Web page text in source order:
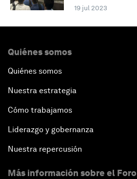
19 jul 2023
Quiénes somos
Quiénes somos
Nuestra estrategia
Cómo trabajamos
Liderazgo y gobernanza
Nuestra repercusión
Más información sobre el Foro